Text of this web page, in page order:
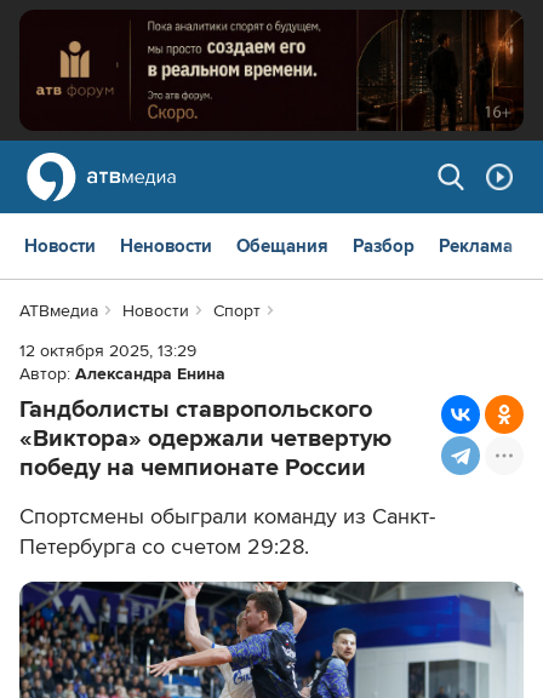
Новости Неновости Обещания Разбор Реклама
АТВмедиа Новости
Спорт
12 октября 2025, 13:29
Автор: Александра Енина
Гандболисты ставропольского
«Виктора» одержали четвертую
победу на чемпионате России
Спортсмены обыграли команду из Санкт-
Петербурга со счетом 29:28.